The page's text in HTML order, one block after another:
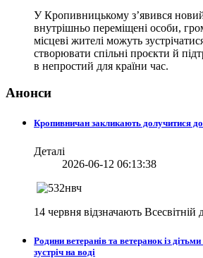
У Кропивницькому з’явився
внутрішньо переміщені особи,
місцеві жителі можуть
створювати спільні проєкти й
в непростий для країни час.
Анонси
Кропивничан закликають долучитися
Деталі
2026-06-12 06:13:38
14 червня відзначають Всесвітній
Родини ветеранів та ветеранок із
зустріч на воді